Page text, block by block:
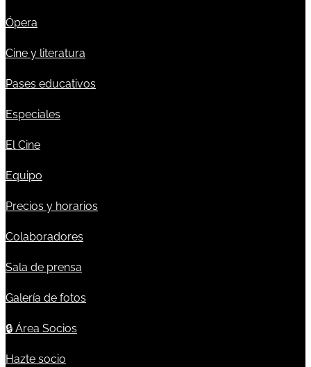
Ópera
Cine y literatura
Pases educativos
Especiales
El Cine
Equipo
Precios y horarios
Colaboradores
Sala de prensa
Galería de fotos
🔒 Área Socios
Hazte socio